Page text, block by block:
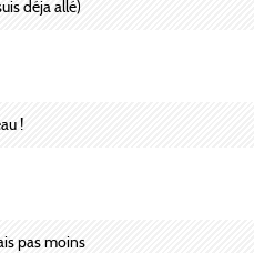
déja allé)
!
pas moins